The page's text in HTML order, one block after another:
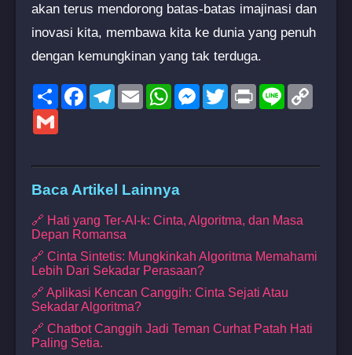
akan terus mendorong batas-batas imajinasi dan
inovasi kita, membawa kita ke dunia yang penuh
dengan kemungkinan yang tak terduga.
ShareFacebookTelegram
EmailWhatsAppMessenger
TwitterPrint Line
Baca Artikel Lainnya
🔗 Hati yang Ter-AI-k: Cinta, Algoritma, dan Masa
Depan Romansa
🔗 Cinta Sintetis: Mungkinkah Algoritma Memahami
Lebih Dari Sekadar Perasaan?
🔗 Aplikasi Kencan Canggih: Cinta Sejati Atau
Sekadar Algoritma?
🔗 Chatbot Canggih Jadi Teman Curhat Patah Hati
Paling Setia.